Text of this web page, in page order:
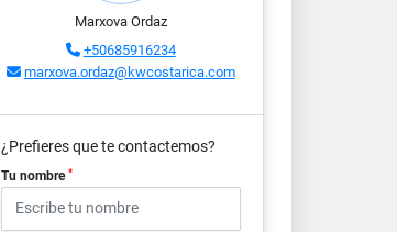
Marxova Ordaz
+50685916234
marxova.ordaz@kwcostarica.com
¿Prefieres que te contactemos?
Tu nombre *